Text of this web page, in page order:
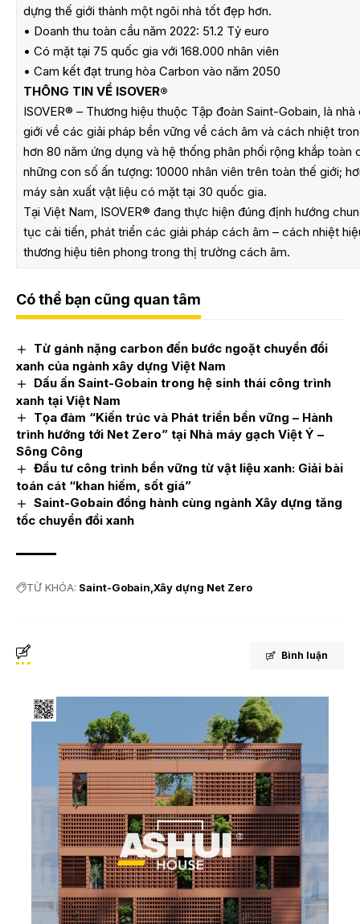
dựng thế giới thành một ngôi nhà tốt đẹp hơn.
• Doanh thu toàn cầu năm 2022: 51.2 Tỷ euro
• Có mặt tại 75 quốc gia với 168.000 nhân viên
• Cam kết đạt trung hòa Carbon vào năm 2050
THÔNG TIN VỀ ISOVER®
ISOVER® – Thương hiệu thuộc Tập đoàn Saint-Gobain, là
giới về các giải pháp bền vững về cách âm và cách nhiệt
hơn 80 năm ứng dụng và hệ thống phân phối rộng khắp toàn
những con số ấn tượng: 10000 nhân viên trên toàn thế giới;
máy sản xuất vật liệu có mặt tại 30 quốc gia.
Tại Việt Nam, ISOVER® đang thực hiện đúng định hướng
tục cải tiến, phát triển các giải pháp cách âm – cách nhiệt
thương hiệu tiên phong trong thị trường cách âm.
Có thể bạn cũng quan tâm
Từ gánh nặng carbon đến bước ngoặt chuyển đổi
xanh của ngành xây dựng Việt Nam
Dấu ấn Saint-Gobain trong hệ sinh thái công trình
xanh tại Việt Nam
Tọa đàm “Kiến trúc và Phát triển bền vững – Hành
trình hướng tới Net Zero” tại Nhà máy gạch Việt Ý –
Sông Công
Đầu tư công trình bền vững từ vật liệu xanh: Giải bài
toán cát “khan hiếm, sốt giá”
Saint-Gobain đồng hành cùng ngành Xây dựng tăng
tốc chuyển đổi xanh
TỪ KHÓA: Saint-Gobain Xây dựng Net Zero
Bình luận